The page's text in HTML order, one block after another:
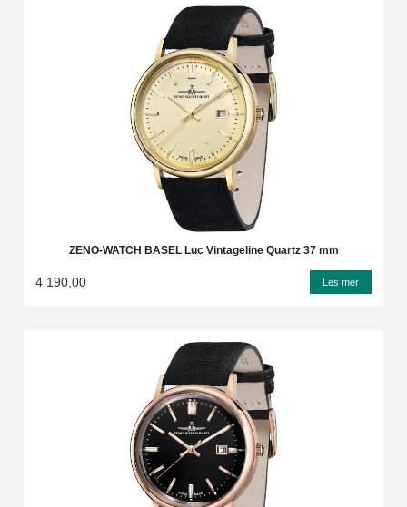
ZENO-WATCH BASEL Luc Vintageline Quartz 37 mm
4 190,00 Les mer